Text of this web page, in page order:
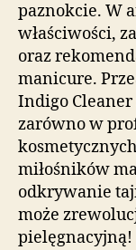
paznokcie. W
właściwości,
oraz
manicure.
Indigo
zarówno w
miłośników
odkrywanie
może
pielęgnacyjną!